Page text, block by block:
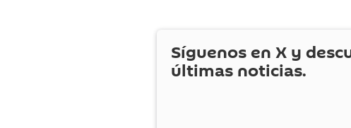
Síguenos en X y
últimas noticias.